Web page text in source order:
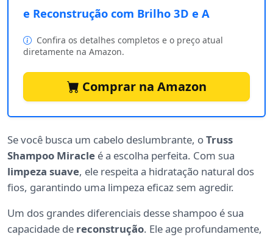
e Reconstrução com Brilho 3D e A
Confira os detalhes completos e o preço atual
diretamente na Amazon.
Comprar na Amazon
Se você busca um cabelo deslumbrante, oTruss
Shampoo Miracle é a escolha perfeita. Com sua
limpeza suave, ele respeita a hidratação natural dos
fios, garantindo uma limpeza eficaz sem agredir.
Um dos grandes diferenciais desse shampoo é sua
capacidade de reconstrução. Ele age profundamente,